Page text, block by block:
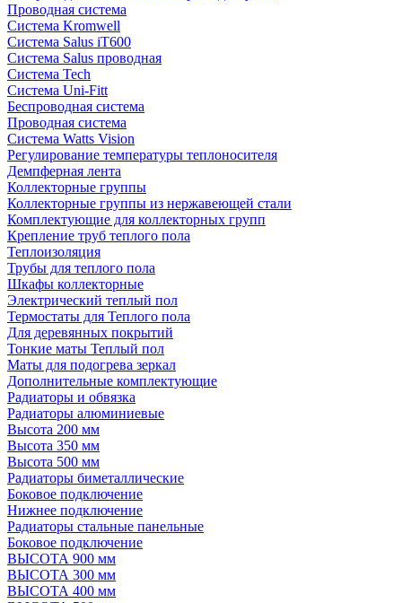
Проводная система
Система Kromwell
Система Salus iT600
Система Salus проводная
Система Tech
Система Uni-Fitt
Беспроводная система
Проводная система
Система Watts Vision
Регулирование температуры теплоносителя
Демпферная лента
Коллекторные группы
Коллекторные группы из нержавеющей стали
Комплектующие для коллекторных групп
Крепление труб теплого пола
Теплоизоляция
Трубы для теплого пола
Шкафы коллекторные
Электрический теплый пол
Термостаты для Теплого пола
Для деревянных покрытий
Тонкие маты Теплый пол
Маты для подогрева зеркал
Дополнительные комплектующие
Радиаторы и обвязка
Радиаторы алюминиевые
Высота 200 мм
Высота 350 мм
Высота 500 мм
Радиаторы биметаллические
Боковое подключение
Нижнее подключение
Радиаторы стальные панельные
Боковое подключение
ВЫСОТА 900 мм
ВЫСОТА 300 мм
ВЫСОТА 400 мм